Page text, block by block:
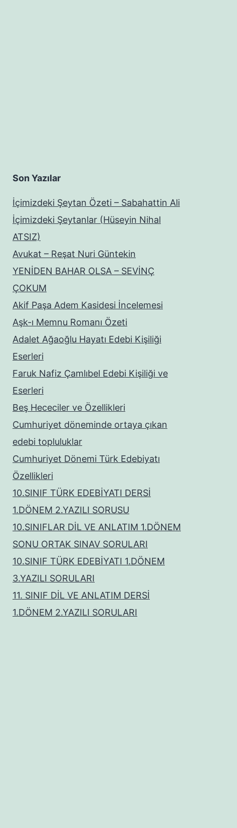
Son Yazılar
İçimizdeki Şeytan Özeti – Sabahattin Ali
İçimizdeki Şeytanlar (Hüseyin Nihal
ATSIZ)
Avukat – Reşat Nuri Güntekin
YENİDEN BAHAR OLSA – SEVİNÇ
ÇOKUM
Akif Paşa Adem Kasidesi İncelemesi
Aşk-ı Memnu Romanı Özeti
Adalet Ağaoğlu Hayatı Edebi Kişiliği
Eserleri
Faruk Nafiz Çamlıbel Edebi Kişiliği ve
Eserleri
Beş Hececiler ve Özellikleri
Cumhuriyet döneminde ortaya çıkan
edebi topluluklar
Cumhuriyet Dönemi Türk Edebiyatı
Özellikleri
10.SINIF TÜRK EDEBİYATI DERSİ
1.DÖNEM 2.YAZILI SORUSU
10.SINIFLAR DİL VE ANLATIM 1.DÖNEM
SONU ORTAK SINAV SORULARI
10.SINIF TÜRK EDEBİYATI 1.DÖNEM
3.YAZILI SORULARI
11. SINIF DİL VE ANLATIM DERSİ
1.DÖNEM 2.YAZILI SORULARI